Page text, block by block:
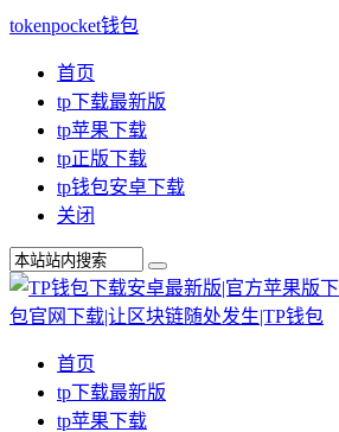
tokenpocket钱包
首页
tp下载最新版
tp苹果下载
tp正版下载
tp钱包安卓下载
关闭
首页
tp下载最新版
tp苹果下载